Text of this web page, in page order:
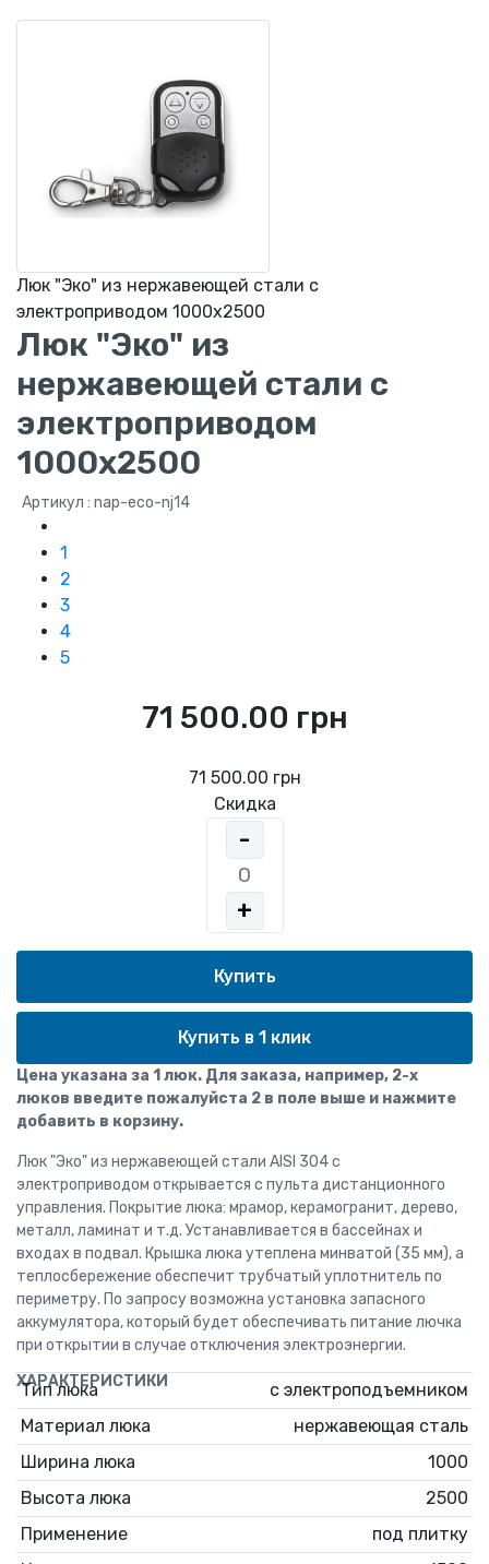
Люк "Эко" из нержавеющей стали с
электроприводом 1000х2500
Люк "Эко" из
нержавеющей стали с
электроприводом
1000х2500
Артикул : nap-eco-nj14
1
2
3
4
5
71 500.00 грн
71 500.00 грн
Скидка
-
+
Купить в 1 клик
Цена указана за 1 люк. Для заказа, например, 2-х
люков введите пожалуйста 2 в поле выше и нажмите
добавить в корзину.
Люк "Эко" из нержавеющей стали AISI 304 с
электроприводом открывается с пульта дистанционного
управления. Покрытие люка: мрамор, керамогранит, дерево,
металл, ламинат и т.д. Устанавливается в бассейнах и
входах в подвал. Крышка люка утеплена минватой (35 мм), а
теплосбережение обеспечит трубчатый уплотнитель по
периметру. По запросу возможна установка запасного
аккумулятора, который будет обеспечивать питание лючка
при открытии в случае отключения электроэнергии.
ХАРАКТЕРИСТИКИ
Тип люка
с электроподъемником
Материал люка
нержавеющая сталь
Ширина люка
1000
Высота люка
2500
Применение
под плитку